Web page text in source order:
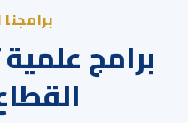
برامجنا
برامج